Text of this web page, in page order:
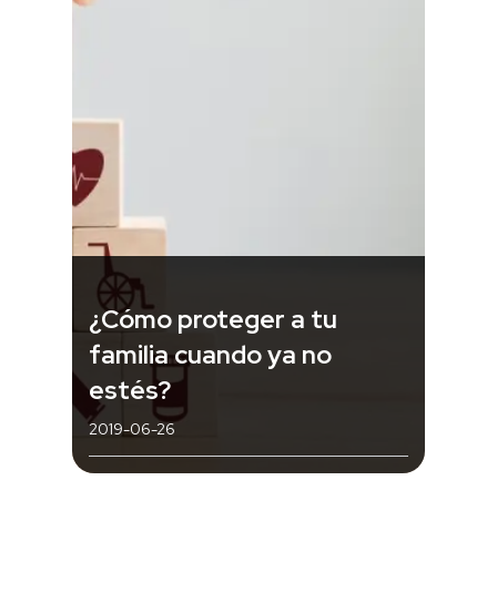
¿Cómo proteger a tu
familia cuando ya no
estés?
2019-06-26